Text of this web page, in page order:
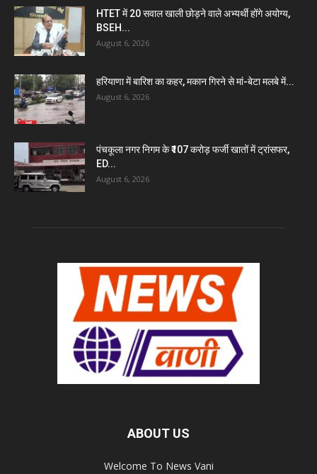
HTET में 20 सवाल खाली छोड़ने वाले अभ्यर्थी होंगे अयोग्य,
BSEH...
August 6, 2026
हरियाणा में बारिश का कहर, मकान गिरने से मां-बेटा मलबे में...
August 6, 2026
पंचकूला नगर निगम के ₹107 करोड़ फर्जी खातों में ट्रांसफर,
ED...
August 6, 2026
ABOUT US
Welcome To News Vani